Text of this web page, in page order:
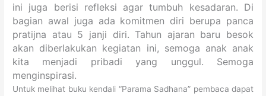
ini juga berisi refleksi agar tumbuh kesadaran. Di
bagian awal juga ada komitmen diri berupa panca
pratijna atau 5 janji diri. Tahun ajaran baru besok
akan diberlakukan kegiatan ini, semoga anak anak
kita menjadi pribadi yang unggul. Semoga
menginspirasi.
Untuk melihat buku kendali “Parama Sadhana” pembaca dapat